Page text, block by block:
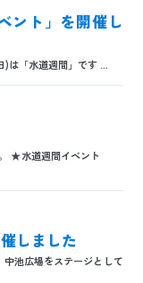
ント」を開催し
は「水道週間」です ...
。 ★水道週間イベント
しました
池広場をステージとして